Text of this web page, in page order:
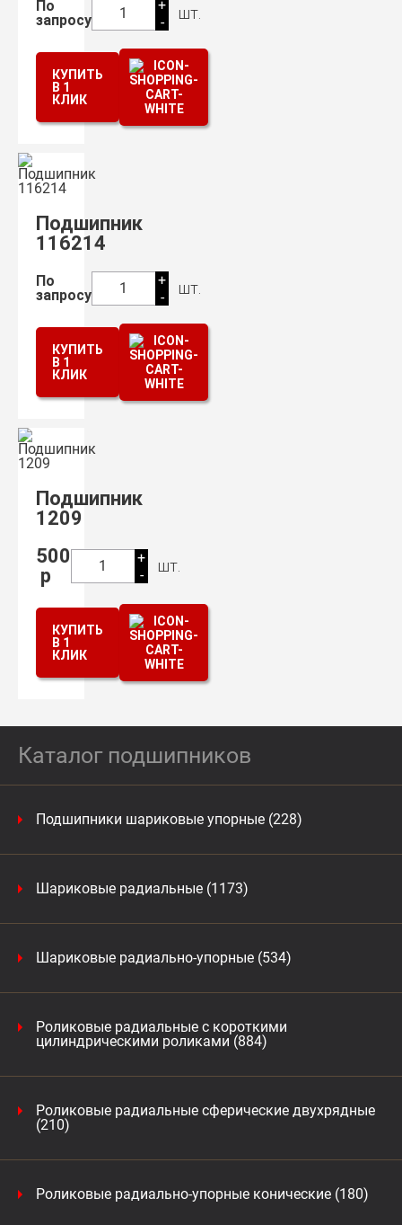
Каталог подшипников
Подшипники шариковые упорные (228)
Шариковые радиальные (1173)
Шариковые радиально-упорные (534)
Роликовые радиальные с короткими
цилиндрическими роликами (884)
Роликовые радиальные сферические двухрядные
(210)
Роликовые радиально-упорные конические (180)
По
запросу
1
+
-
шт.
КУПИТЬ
В 1
КЛИК
Подшипник
116214
По
запросу
1
+
-
шт.
КУПИТЬ
В 1
КЛИК
Подшипник
1209
500
р
1
+
-
шт.
КУПИТЬ
В 1
КЛИК